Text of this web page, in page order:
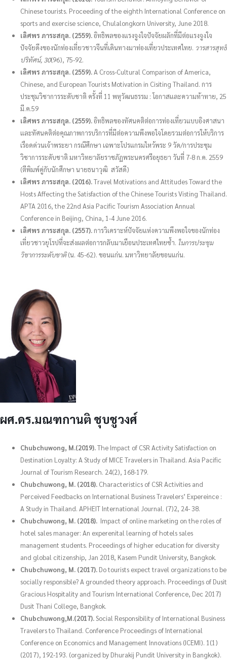
Chinese tourists. Proceeding of the eighth International Conference on
sports and exercise science, Chulalongkorn University, June 2018.
เลิศพร ภาระสกุล. (2559).อิทธิพลของแรงจูงใจปัจจัยผลักที่มีต่อแรงจูงใจ
ปัจจัยดึงของนักท่องเที่ยวชาวจีนที่เดินทางมาท่องเที่ยวประเทศไทย. วารสารสุทธิ
ปริทัศน์, 30(96), 75-92.
เลิศพร ภาระสกุล. (2559).A Cross-Cultural Comparison of America,
Chinese, and European Tourists Motivation in Cisiting Thailand. การ
ประชุมวิชาการระดับชาติ ครั้งที่ 11 พหุวัฒนธรรม : โอกาสและความท้าทาย, 25
มี.ค.59
เลิศพร ภาระสกุล. (2559).อิทธิพลของทัศนคติต่อการท่องเที่ยวแบบอิงศาสนา
และทัศนคติต่อคุณภาพการบริการที่มีต่อความพึงพอใจโดยรวมต่อการให้บริการ
เรือดด่วนเจ้าพระยา กรณีศึกษา เฉพาะโปรแกรมไหว้พระ 9 วัด/การประชุม
วิชาการระดับชาติ มหาวิทยาลัยราชภัฏพระนครศรีอยุธยา วันที่ 7-8 ก.ค. 2559
(ตีพิมพ์คู่กับนักศึกษา นายธนาวุฒิ สวัสดี)
เลิศพร ภาระสกุล. (2016).Travel Motivations and Attitudes Toward the
Hosts Affecting the Satisfaction of the Chinese Tourists Visting Thailand.
APTA 2016, the 22nd Asia Pacific Tourism Association Annual
Conference in Beijing, China, 1-4 June 2016.
เลิศพร ภาระสกุล. (2557).การวิเคราะห์ปัจจัยแห่งความพึงพอใจของนักท่อง
เที่ยวชาวยุโรปที่จะส่งผลต่อการกลับมาเยือนประเทศไทยซ้ำ. ในการประชุม
วิชาการระดับชาติ(น. 45-62). ขอนแก่น. มหาวิทยาลัยขอนแก่น.
ผศ.ดร.มณฑกานติ ชุบชูวงศ์
Chubchuwong, M.(2019).The Impact of CSR Activity Satisfaction on
Destination Loyalty: A Study of MICE Travelers in Thailand. Asia Pacific
Journal of Tourism Research. 24(2), 168-179.
Chubchuwong, M. (2018). Characteristics of CSR Activities and
Perceived Feedbacks on International Business Travelers’ Expereince :
A Study in Thailand. APHEIT International Journal. (7)2, 24- 38.
Chubchuwong, M. (2018). Impact of online marketing on the roles of
hotel sales manager: An experenital learning of hotels sales
management students. Proceedings of higher education for diversity
and global citizenship, Jan 2018, Kasem Pundit University, Bangkok.
Chubchuwong, M. (2017). Do tourists expect travel organizations to be
socially responsible? A grounded theory approach. Proceedings of Dusit
Gracious Hospitality and Tourism International Conference, Dec 2017}
Dusit Thani College, Bangkok.
Chubchuwong,M.(2017).Social Responsibility of International Business
Travelers to Thailand. Conference Proceedings of International
Conference on Economics and Management Innovations (ICEMI). 1(1)
(2017), 192-193. (organized by Dhurakij Pundit University in Bangkok).